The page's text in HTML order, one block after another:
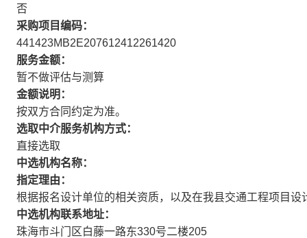
否
采购项目编码：
441423MB2E207612412261420
服务金额：
暂不做评估与测算
金额说明：
按双方合同约定为准。
选取中介服务机构方式：
直接选取
中选机构名称：
指定理由：
根据报名设计单位的相关资质，以及在我县交通工程项目设
中选机构联系地址：
珠海市斗门区白藤一路东330号二楼205